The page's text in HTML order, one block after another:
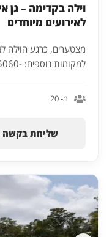
וילה בקדימה – גן
לאירועים מיוחדים
מצטערים, כרגע הוילה
למקומות נוספים: -03-3035060 וילה בקדימה...
מ- 20
שליחת בקשה